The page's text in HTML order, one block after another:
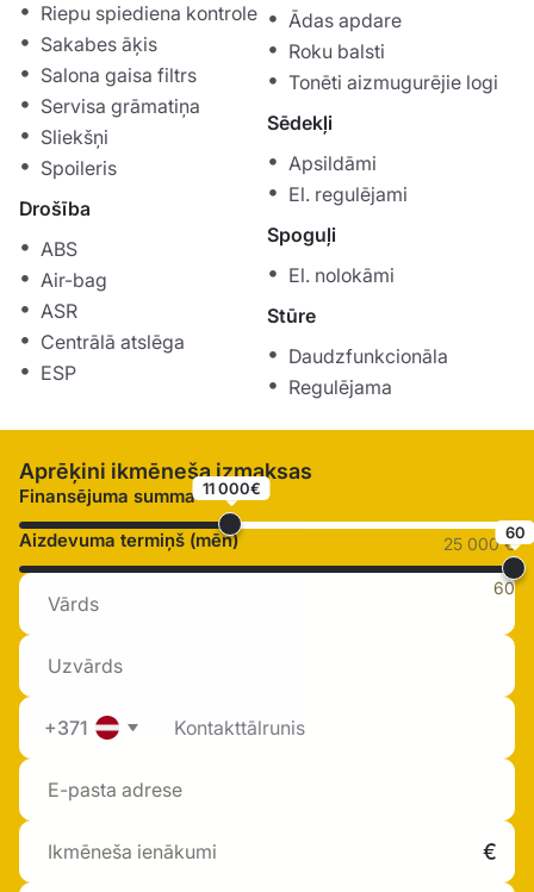
Riepu spiediena kontrole
Sakabes āķis
Salona gaisa filtrs
Servisa grāmatiņa
Sliekšņi
Spoileris
Drošība
ABS
Air-bag
ASR
Centrālā atslēga
ESP
Ādas apdare
Roku balsti
Tonēti aizmugurējie logi
Sēdekļi
Apsildāmi
El. regulējami
Spoguļi
El. nolokāmi
Stūre
Daudzfunkcionāla
Regulējama
Aprēķini ikmēneša izmaksas
Finansējuma summa 11 000€
25 000 €
Aizdevuma termiņš (mēn) 60
60
+371